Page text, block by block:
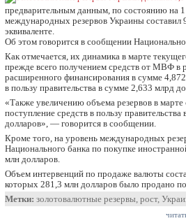
предварительным данным, по состоянию на
международных резервов Украины составил
эквиваленте.
Об этом говорится в сообщении
Как отмечается, их динамика в марте
прежде всего получением средств от МВФ в
расширенного финансирования в сумме
в пользу правительства в сумме 2,633 млрд
«Также увеличению объема резервов в марте
поступление средств в пользу
долларов», — говорится в сообщении.
Кроме того, на уровень международных
Национального банка по покупке
млн долларов.
Объем интервенций по продаже валюты
которых 281,3 млн долларов было продано
Метки: золотовалютные резервы, рост,